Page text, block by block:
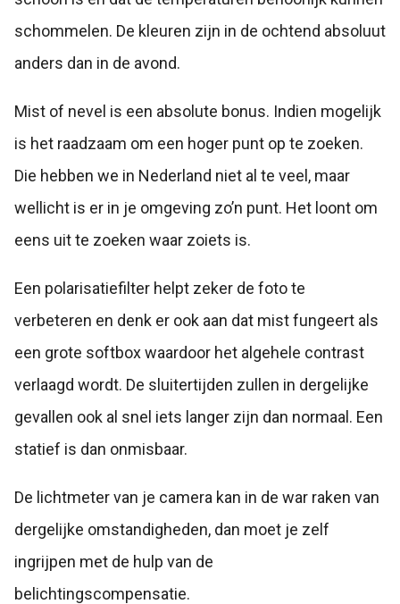
schommelen. De kleuren zijn in de ochtend absoluut
anders dan in de avond.
Mist of nevel is een absolute bonus. Indien mogelijk
is het raadzaam om een hoger punt op te zoeken.
Die hebben we in Nederland niet al te veel, maar
wellicht is er in je omgeving zo’n punt. Het loont om
eens uit te zoeken waar zoiets is.
Een polarisatiefilter helpt zeker de foto te
verbeteren en denk er ook aan dat mist fungeert als
een grote softbox waardoor het algehele contrast
verlaagd wordt. De sluitertijden zullen in dergelijke
gevallen ook al snel iets langer zijn dan normaal. Een
statief is dan onmisbaar.
De lichtmeter van je camera kan in de war raken van
dergelijke omstandigheden, dan moet je zelf
ingrijpen met de hulp van de
belichtingscompensatie.